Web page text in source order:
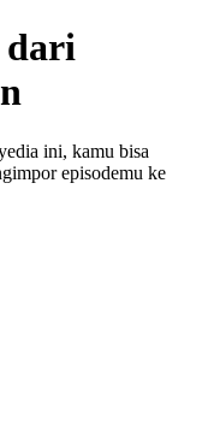
dari
ini, kamu bisa
episodemu ke